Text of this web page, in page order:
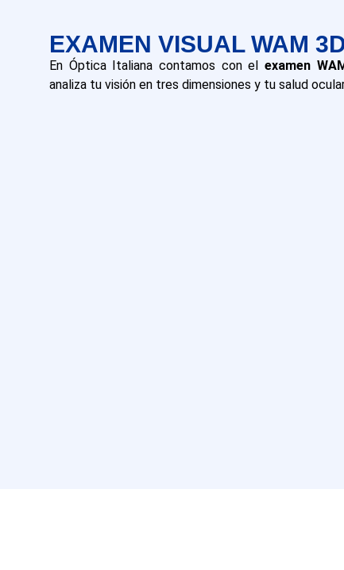
EXAMEN VISUAL WAM
En Óptica Italiana contamos con el examen
analiza tu visión en tres dimensiones y tu salud